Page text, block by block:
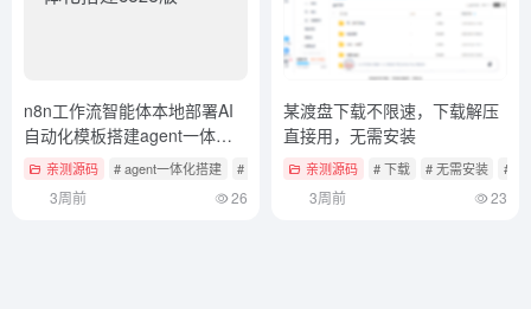
n8n工作流智能体本地部署AI
自动化模板搭建agent一体化
搭建coze版
亲测源码 # agent一体化搭建 # coze版 # n8n工作流智能体
3周前 26
某渡盘下载不限速，下载解压
直接用，无需安装
亲测源码 # 下载 # 无需安装 # 渡
3周前 23